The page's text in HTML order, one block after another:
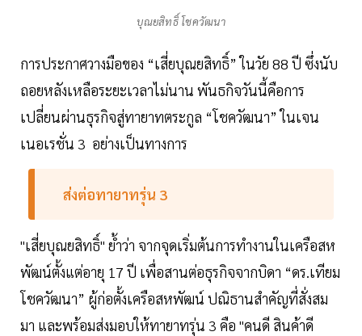
บุณยสิทธิ์ โชควัฒนา
การประกาศวางมือของ “เสี่ยบุณยสิทธิ์” ในวัย 88 ปี ซึ่งนับ
ถอยหลังเหลือระยะเวลาไม่นาน พันธกิจวันนี้คือการ
เปลี่ยนผ่านธุรกิจสู่ทายาทตระกูล “โชควัฒนา” ในเจน
เนอเรชั่น 3 อย่างเป็นทางการ
ส่งต่อทายาทรุ่น 3
"เสี่ยบุณยสิทธิ์" ย้ำว่า จากจุดเริ่มต้นการทำงานในเครือสห
พัฒน์ตั้งแต่อายุ 17 ปี เพื่อสานต่อธุรกิจจากบิดา “ดร.เทียม
โชควัฒนา” ผู้ก่อตั้งเครือสหพัฒน์ ปณิธานสำคัญที่สั่งสม
มา และพร้อมส่งมอบให้ทายาทรุ่น 3 คือ "คนดี สินค้าดี